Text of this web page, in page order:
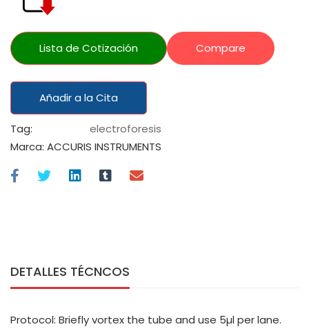
Lista de Cotización Compare
Añadir a la Cita
Tag:
electroforesis
Marca: ACCURIS INSTRUMENTS
DETALLES TÉCNCOS
Protocol: Briefly vortex the tube and use 5µl per lane.